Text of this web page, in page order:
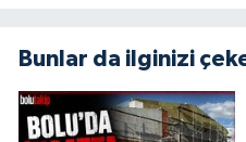
Bunlar da ilginizi